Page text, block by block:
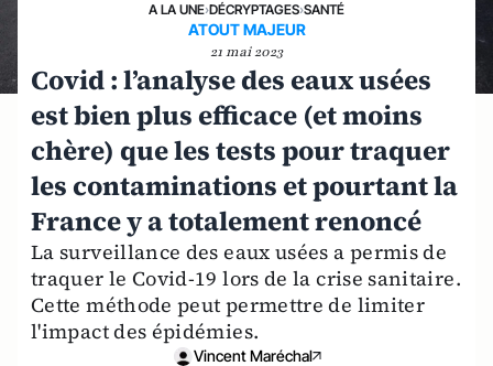
A LA UNE›DÉCRYPTAGES›SANTÉ
ATOUT MAJEUR
21 mai 2023
Covid : l’analyse des eaux usées
est bien plus efficace (et moins
chère) que les tests pour traquer
les contaminations et pourtant la
France y a totalement renoncé
La surveillance des eaux usées a permis de
traquer le Covid-19 lors de la crise sanitaire.
Cette méthode peut permettre de limiter
l'impact des épidémies.
Vincent Maréchal